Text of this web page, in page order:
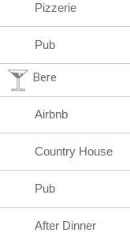
Pizzerie
Pub
Bere
Airbnb
Country House
Pub
After Dinner